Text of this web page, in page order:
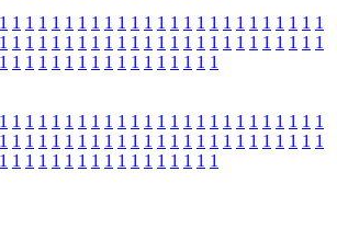
1 1 1 1 1 1 1 1 1 1 1 1 1 1 1 1 1 1 1 1 1 1 1 1 1
1 1 1 1 1 1 1 1 1 1 1 1 1 1 1 1 1 1 1 1 1 1 1 1 1
1 1 1 1 1 1 1 1 1 1 1 1 1 1 1 1 1
1 1 1 1 1 1 1 1 1 1 1 1 1 1 1 1 1 1 1 1 1 1 1 1 1
1 1 1 1 1 1 1 1 1 1 1 1 1 1 1 1 1 1 1 1 1 1 1 1 1
1 1 1 1 1 1 1 1 1 1 1 1 1 1 1 1 1